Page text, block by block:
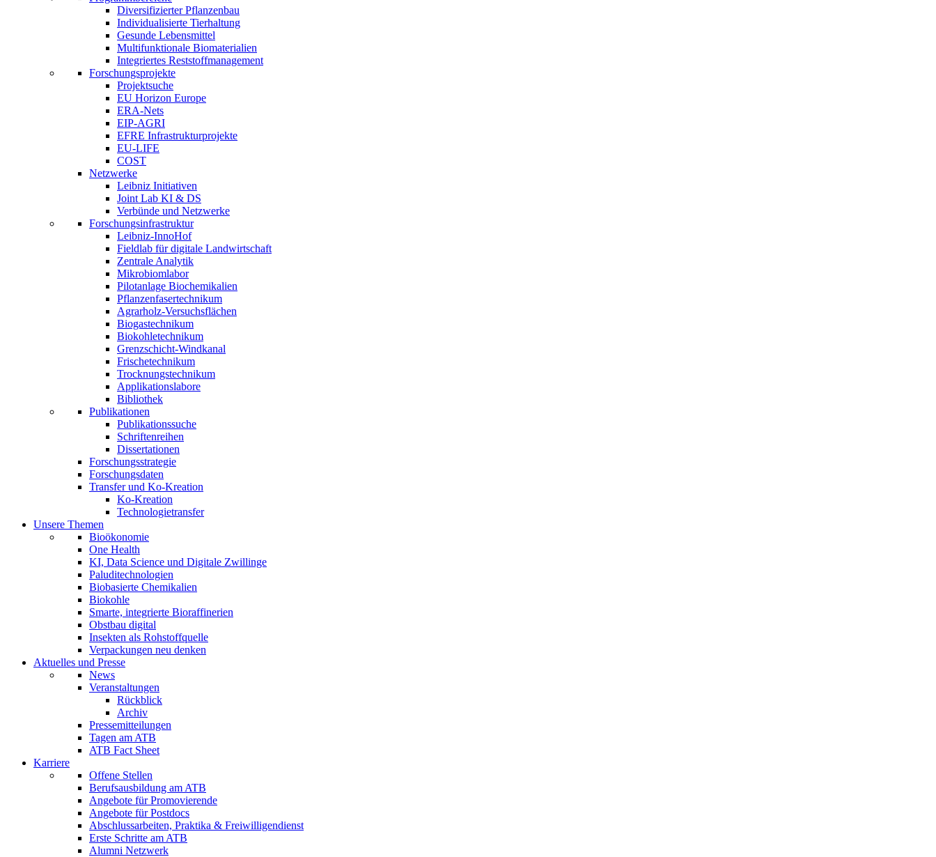
Diversifizierter Pflanzenbau
Individualisierte Tierhaltung
Gesunde Lebensmittel
Multifunktionale Biomaterialien
Integriertes Reststoffmanagement
Forschungsprojekte
Projektsuche
EU Horizon Europe
ERA-Nets
EIP-AGRI
EFRE Infrastrukturprojekte
EU-LIFE
COST
Netzwerke
Leibniz Initiativen
Joint Lab KI & DS
Verbünde und Netzwerke
Forschungsinfrastruktur
Leibniz-InnoHof
Fieldlab für digitale Landwirtschaft
Zentrale Analytik
Mikrobiomlabor
Pilotanlage Biochemikalien
Pflanzenfasertechnikum
Agrarholz-Versuchsflächen
Biogastechnikum
Biokohletechnikum
Grenzschicht-Windkanal
Frischetechnikum
Trocknungstechnikum
Applikationslabore
Bibliothek
Publikationen
Publikationssuche
Schriftenreihen
Dissertationen
Forschungsstrategie
Forschungsdaten
Transfer und Ko-Kreation
Ko-Kreation
Technologietransfer
Unsere Themen
Bioökonomie
One Health
KI, Data Science und Digitale Zwillinge
Paluditechnologien
Biobasierte Chemikalien
Biokohle
Smarte, integrierte Bioraffinerien
Obstbau digital
Insekten als Rohstoffquelle
Verpackungen neu denken
Aktuelles und Presse
News
Veranstaltungen
Rückblick
Archiv
Pressemitteilungen
Tagen am ATB
ATB Fact Sheet
Karriere
Offene Stellen
Berufsausbildung am ATB
Angebote für Promovierende
Angebote für Postdocs
Abschlussarbeiten, Praktika & Freiwilligendienst
Erste Schritte am ATB
Alumni Netzwerk